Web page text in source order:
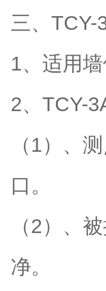
铁骨”
三、TCY-
1、适用
2、TCY-
（1）、
口。
（2）、
净。